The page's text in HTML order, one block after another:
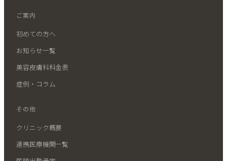
ご案内
初めての方へ
お知らせ一覧
美容皮膚科料金表
症例・コラム
その他
クリニック概要
連携医療機関一覧